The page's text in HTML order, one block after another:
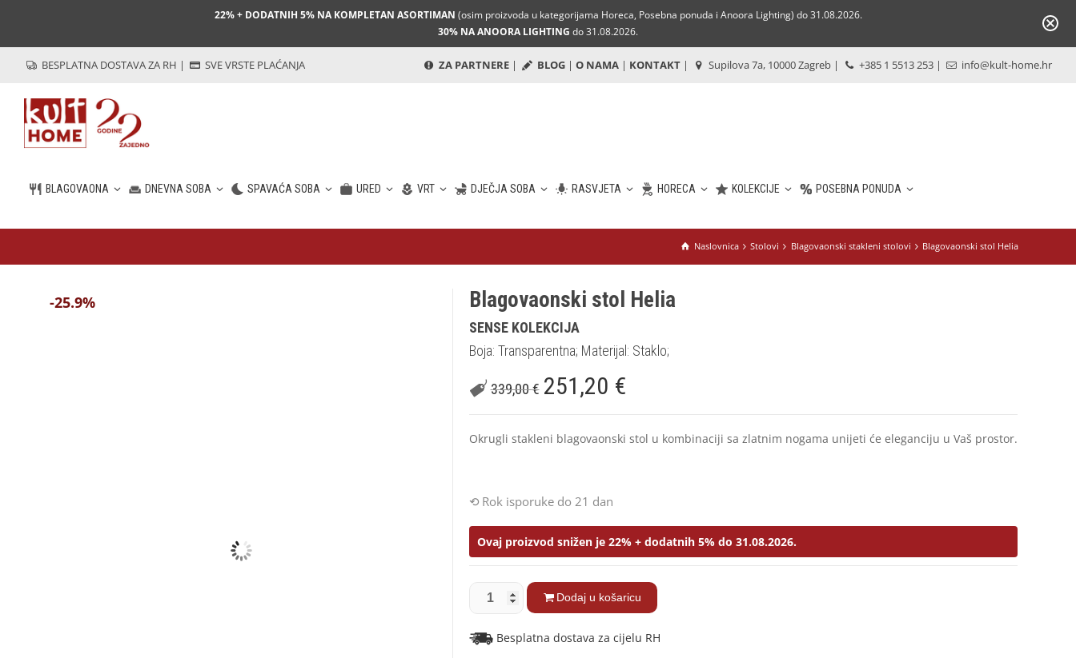
22% + DODATNIH 5% NA KOMPLETAN ASORTIMAN (osim proizvoda u kategorijama Horeca, Posebna ponuda i Anoora Lighting) do 31.08.2026.
30% NA ANOORA LIGHTING do 31.08.2026.
BESPLATNA DOSTAVA ZA RH | SVE VRSTE PLAĆANJA ZA PARTNERE | BLOG | O NAMA | KONTAKT | Supilova 7a, 10000 Zagreb | +385 1 5513 253 | info@kult-home.hr
BLAGOVAONA DNEVNA SOBA SPAVAĆA SOBA URED VRT DJEČJA SOBA RASVJETA HORECA KOLEKCIJE POSEBNA PONUDA
HR
Naslovnica Stolovi Blagovaonski stakleni stolovi Blagovaonski stol Helia
-25.9% Blagovaonski stol Helia
SENSE KOLEKCIJA
Boja: Transparentna; Materijal: Staklo;
339,00€ 251,20 €
Okrugli stakleni blagovaonski stol u kombinaciji sa zlatnim nogama unijeti će eleganciju u Vaš prostor.
Rok isporuke do 21 dan
Ovaj proizvod snižen je 22% + dodatnih 5% do 31.08.2026.
Dodaj u košaricu
Besplatna dostava za cijelu RH